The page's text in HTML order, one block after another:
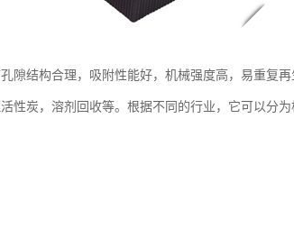
隙结构合理，吸附性能好，机械强度高，易重复
性炭，溶剂回收等。根据不同的行业，它可以分